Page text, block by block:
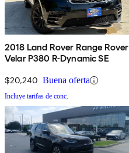
2018 Land Rover Range Rover
Velar P380 R-Dynamic SE
$20,240 Buena oferta
Incluye tarifas de conc.